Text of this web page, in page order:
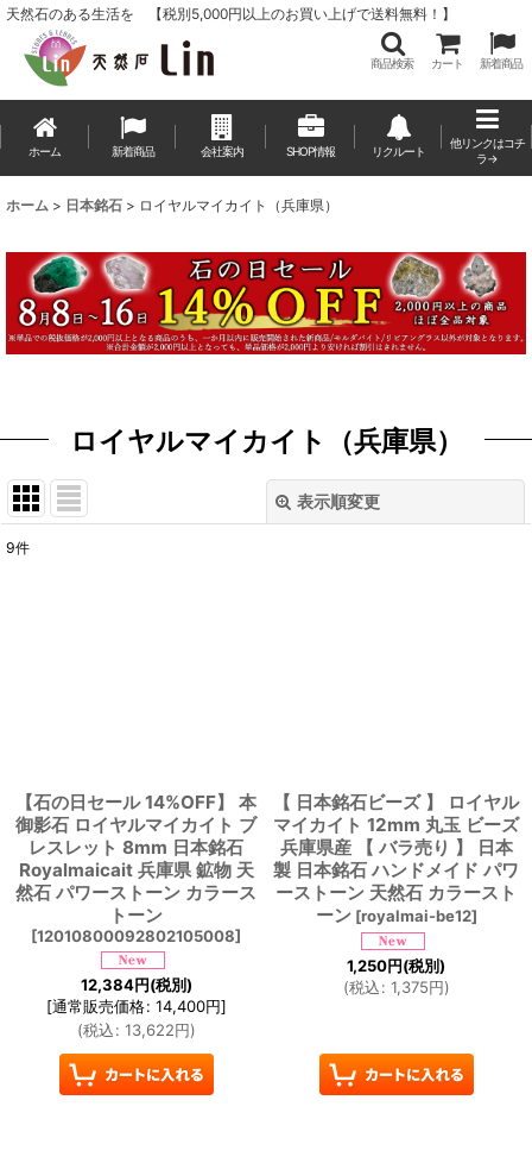
天然石のある生活を 【税別5,000円以上のお買い上げで送料無料！】
商品検索 カート 新着商品
ホーム 新着商品 会社案内 SHOP情報 リクルート
他リンクはコチ
ラ→
ホーム > 日本銘石 > ロイヤルマイカイト（兵庫県）
ロイヤルマイカイト（兵庫県）
表示順変更
9件
【石の日セール 14%OFF】 本
御影石 ロイヤルマイカイト ブ
レスレット 8mm 日本銘石
Royalmaicait 兵庫県 鉱物 天
然石 パワーストーン カラース
トーン
[12010800092802105008]
12,384円(税別)
[通常販売価格: 14,400円]
(税込: 13,622円)
【 日本銘石ビーズ 】 ロイヤル
マイカイト 12mm 丸玉 ビーズ
兵庫県産 【 バラ売り 】 日本
製 日本銘石 ハンドメイド パワ
ーストーン 天然石 カラースト
ーン [royalmai-be12]
1,250円(税別)
(税込: 1,375円)